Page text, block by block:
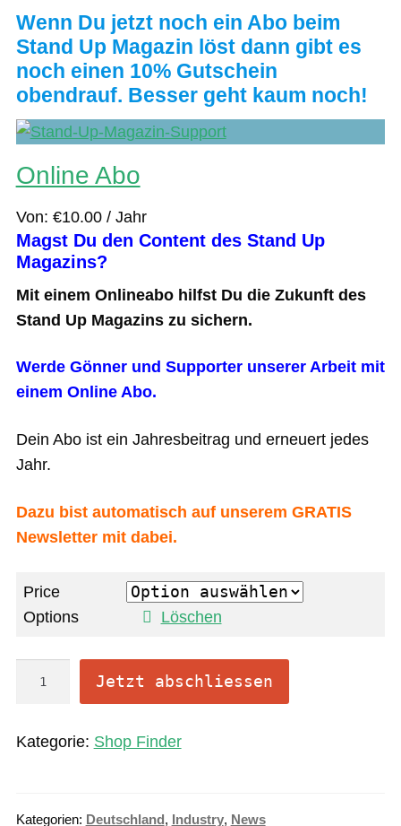
Wenn Du jetzt noch ein Abo beim
Stand Up Magazin löst dann gibt es
noch einen 10% Gutschein
obendrauf. Besser geht kaum noch!
Online Abo
Von: €10.00 / Jahr
Magst Du den Content des Stand Up
Magazins?
Mit einem Onlineabo hilfst Du die Zukunft des
Stand Up Magazins zu sichern.
Werde Gönner und Supporter unserer Arbeit mit
einem Online Abo.
Dein Abo ist ein Jahresbeitrag und erneuert jedes
Jahr.
Dazu bist automatisch auf unserem GRATIS
Newsletter mit dabei.
Price
Options
Löschen
i
A
Jetzt abschliessen
Kategorie: Shop Finder
Kategorien: Deutschland, Industry, News